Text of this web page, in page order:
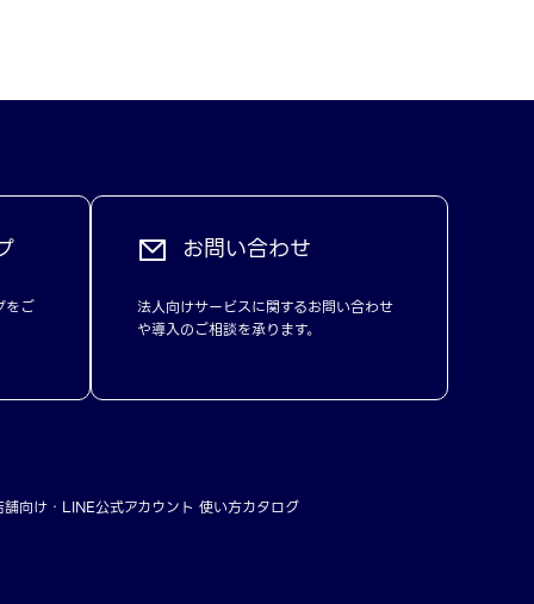
をご
お問い合わせ
法人向けサービスに関するお問い合わせ
や導入のご相談を承ります。
舗向け LINE公式アカウント 使い方カタログ